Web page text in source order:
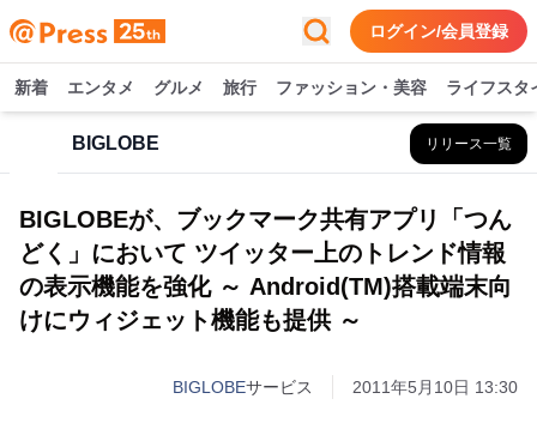
ログイン/会員登録
新着 エンタメ グルメ 旅行 ファッション・美容 ライフスタ
BIGLOBE リリース一覧
BIGLOBEが、ブックマーク共有アプリ「つん
どく」において ツイッター上のトレンド情報
の表示機能を強化 ～ Android(TM)搭載端末向
けにウィジェット機能も提供 ～
BIGLOBEサービス 2011年5月10日 13:30